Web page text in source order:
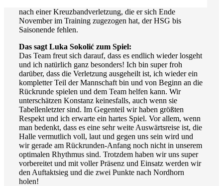
nach einer Kreuzbandverletzung, die er sich Ende
November im Training zugezogen hat, der HSG bis
Saisonende fehlen.
Das sagt Luka Sokolić zum Spiel:
Das Team freut sich darauf, dass es endlich wieder losgeht
und ich natürlich ganz besonders! Ich bin super froh
darüber, dass die Verletzung ausgeheilt ist, ich wieder ein
kompletter Teil der Mannschaft bin und von Beginn an die
Rückrunde spielen und dem Team helfen kann. Wir
unterschätzen Konstanz keinesfalls, auch wenn sie
Tabellenletzter sind. Im Gegenteil wir haben größten
Respekt und ich erwarte ein hartes Spiel. Vor allem, wenn
man bedenkt, dass es eine sehr weite Auswärtsreise ist, die
Halle vermutlich voll, laut und gegen uns sein wird und
wir gerade am Rückrunden-Anfang noch nicht in unserem
optimalen Rhythmus sind. Trotzdem haben wir uns super
vorbereitet und mit voller Präsenz und Einsatz werden wir
den Auftaktsieg und die zwei Punkte nach Nordhorn
holen!